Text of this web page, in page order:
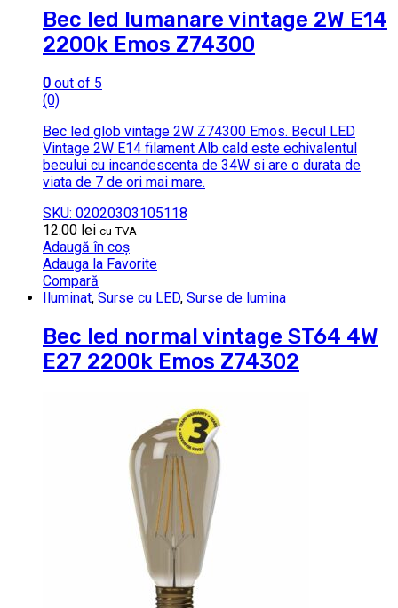
Bec led lumanare vintage 2W E14
2200k Emos Z74300
0 out of 5
(0)
Bec led glob vintage 2W Z74300 Emos. Becul LED
Vintage 2W E14 filament Alb cald este echivalentul
becului cu incandescenta de 34W si are o durata de
viata de 7 de ori mai mare.
SKU: 02020303105118
12.00 lei cu TVA
Adaugă în coș
Adauga la Favorite
Compară
Iluminat, Surse cu LED, Surse de lumina
Bec led normal vintage ST64 4W
E27 2200k Emos Z74302